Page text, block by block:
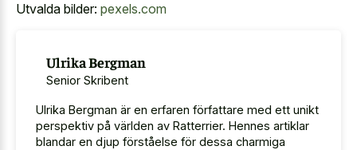
Utvalda bilder: pexels.com
Ulrika Bergman
Senior Skribent
Ulrika Bergman är en erfaren författare med ett unikt
perspektiv på världen av Ratterrier. Hennes artiklar
blandar en djup förståelse för dessa charmiga